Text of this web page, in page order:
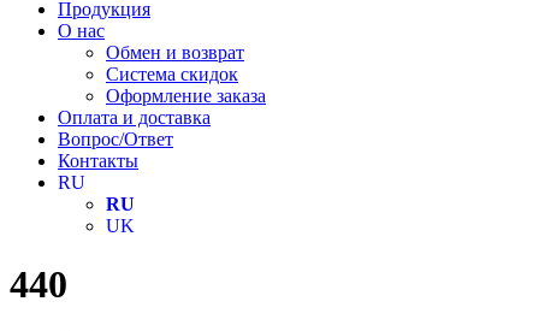
Продукция
О нас
Обмен и возврат
Система скидок
Оформление заказа
Оплата и доставка
Вопрос/Ответ
Контакты
RU
RU
UK
440